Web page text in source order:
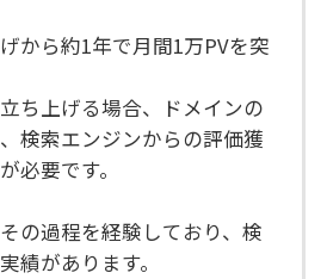
から約1年で月間1万PVを突
ち上げる場合、ドメインの
検索エンジンからの評価獲
必要です。
の過程を経験しており、検
績があります。